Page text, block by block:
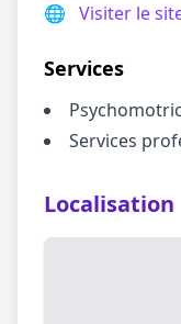
🌐 Visiter le
Services
Services
Localisation